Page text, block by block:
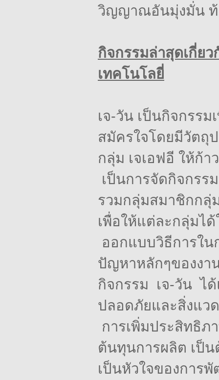
วิญญาณอันมุ่งมั่น
กิจกรรมล่าสุดเกี่ย
เทคโนโลยี่
เจ-วัน เป็นกิจกรร
สมัครใจโดยมีวัตถุ
กลุ่ม เจเอฟอี ให้ก้า
เป็นการจัดกิจกรร
รวมกลุ่มสมาชิกกลุ่
เพื่อให้แต่ละกลุ่มไ
ออกแบบวิธีการใ
ปัญหาหลักๆของง
กิจกรรม
เจ-วัน ไ
ปลอดภัยและสิ่งแ
การเพิ่มประสิทธิภ
ต้นทุนการผลิต เป็
เป็นหัวใจของการ